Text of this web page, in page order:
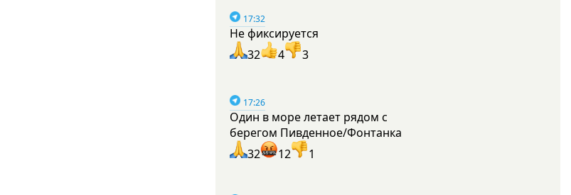
17:32
Не фиксируется
32
4 3
17:26
Один в море летает рядом с
берегом Пивденное/Фонтанка
32
12 1